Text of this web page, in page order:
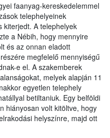
faanyag-kereskedelemmel
telephelyeinek
kiterjedt. A telephelyek
a Nébih, hogy mennyire
és az onnan eladott
megfelelő mennyiségű
e el. A szakemberek
melyek alapján 11
egyetlen telephely
betiltaniuk. Egy belföldi
hiányosan volt kitöltve, hogy
helyszínre, majd ott